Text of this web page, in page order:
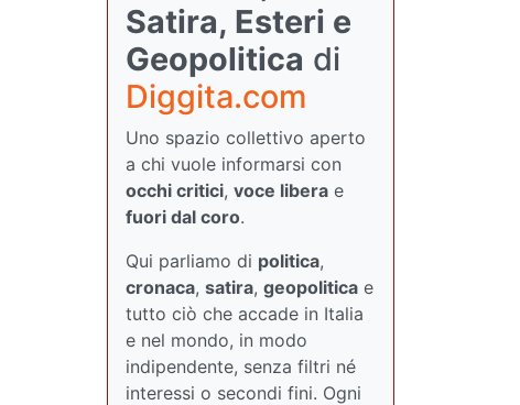
Satira, Esteri e
Geopolitica di
Diggita.com
Uno spazio collettivo aperto
a chi vuole informarsi con
occhi critici, voce libera e
fuori dal coro.
Qui parliamo di politica,
cronaca, satira, geopolitica e
tutto ciò che accade in Italia
e nel mondo, in modo
indipendente, senza filtri né
interessi o secondi fini. Ogni